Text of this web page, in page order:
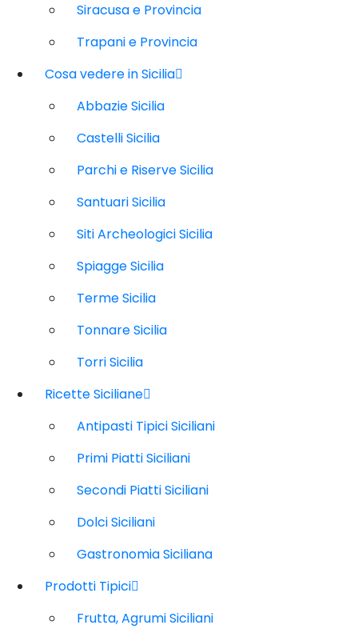
Siracusa e Provincia
Trapani e Provincia
Cosa vedere in Sicilia
Abbazie Sicilia
Castelli Sicilia
Parchi e Riserve Sicilia
Santuari Sicilia
Siti Archeologici Sicilia
Spiagge Sicilia
Terme Sicilia
Tonnare Sicilia
Torri Sicilia
Ricette Siciliane
Antipasti Tipici Siciliani
Primi Piatti Siciliani
Secondi Piatti Siciliani
Dolci Siciliani
Gastronomia Siciliana
Prodotti Tipici
Frutta, Agrumi Siciliani